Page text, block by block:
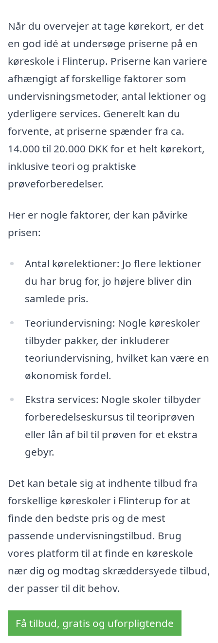
Når du overvejer at tage kørekort, er det
en god idé at undersøge priserne på en
køreskole i Flinterup. Priserne kan variere
afhængigt af forskellige faktorer som
undervisningsmetoder, antal lektioner og
yderligere services. Generelt kan du
forvente, at priserne spænder fra ca.
14.000 til 20.000 DKK for et helt kørekort,
inklusive teori og praktiske
prøveforberedelser.
Her er nogle faktorer, der kan påvirke
prisen:
Antal kørelektioner: Jo flere lektioner
du har brug for, jo højere bliver din
samlede pris.
Teoriundervisning: Nogle køreskoler
tilbyder pakker, der inkluderer
teoriundervisning, hvilket kan være en
økonomisk fordel.
Ekstra services: Nogle skoler tilbyder
forberedelseskursus til teoriprøven
eller lån af bil til prøven for et ekstra
gebyr.
Det kan betale sig at indhente tilbud fra
forskellige køreskoler i Flinterup for at
finde den bedste pris og de mest
passende undervisningstilbud. Brug
vores platform til at finde en køreskole
nær dig og modtag skræddersyede tilbud,
der passer til dit behov.
Få tilbud, gratis og uforpligtende